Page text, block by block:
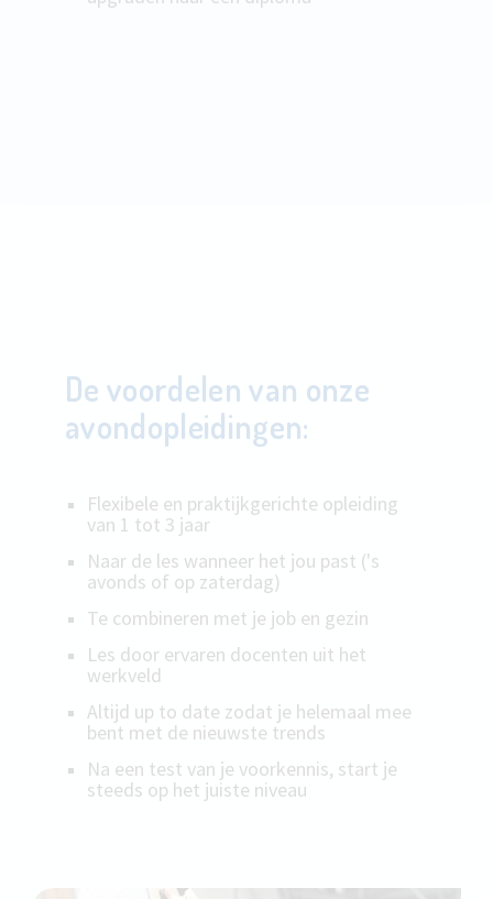
De voordelen van onze
avondopleidingen:
Flexibele en praktijkgerichte opleiding
van 1 tot 3 jaar
Naar de les wanneer het jou past ('s
avonds of op zaterdag)
Te combineren met je job en gezin
Les door ervaren docenten uit het
werkveld
Altijd up to date zodat je helemaal mee
bent met de nieuwste trends
Na een test van je voorkennis, start je
steeds op het juiste niveau